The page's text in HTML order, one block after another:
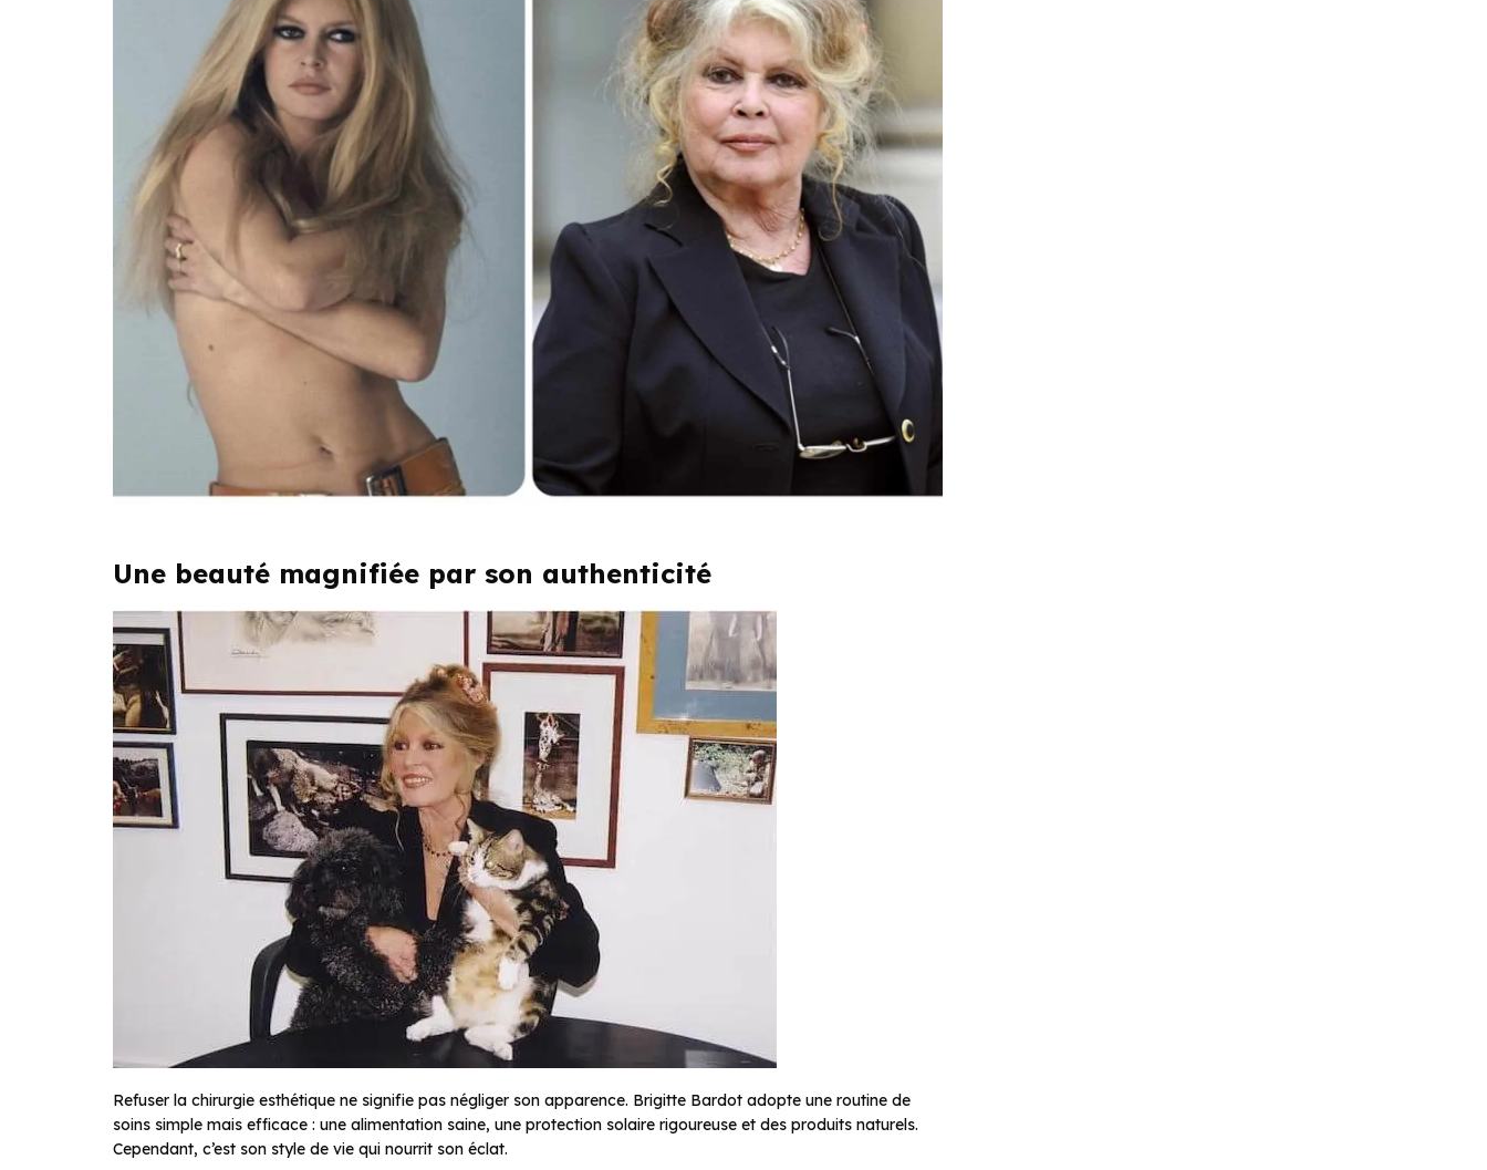
Une beauté magnifiée par son authenticité
Refuser la chirurgie esthétique ne signifie pas négliger son apparence. Brigitte Bardot adopte une routine de
soins simple mais efficace : une alimentation saine, une protection solaire rigoureuse et des produits naturels.
Cependant, c’est son style de vie qui nourrit son éclat.